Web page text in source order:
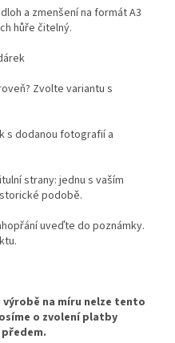
a zmenšení na formát A3
hůře čitelný.
Zvolte variantu s
s dodanou fotografií a
strany: jednu s vaším
podobě.
uveďte do poznámky.
na míru nelze tento
o zvolení platby